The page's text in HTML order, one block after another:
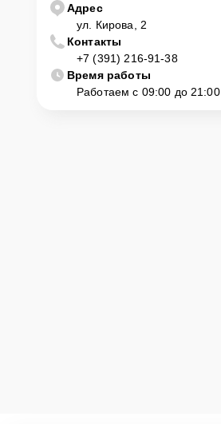
Адрес
ул. Кирова, 2
Контакты
+7 (391) 216-91-38
Время работы
Работаем с 09:00 до 21:00